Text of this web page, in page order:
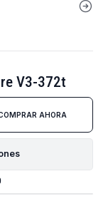
V3-372t
AHORA